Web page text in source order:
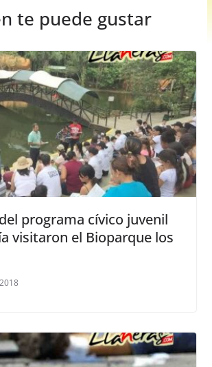
te puede gustar
programa cívico juvenil
visitaron el Bioparque los